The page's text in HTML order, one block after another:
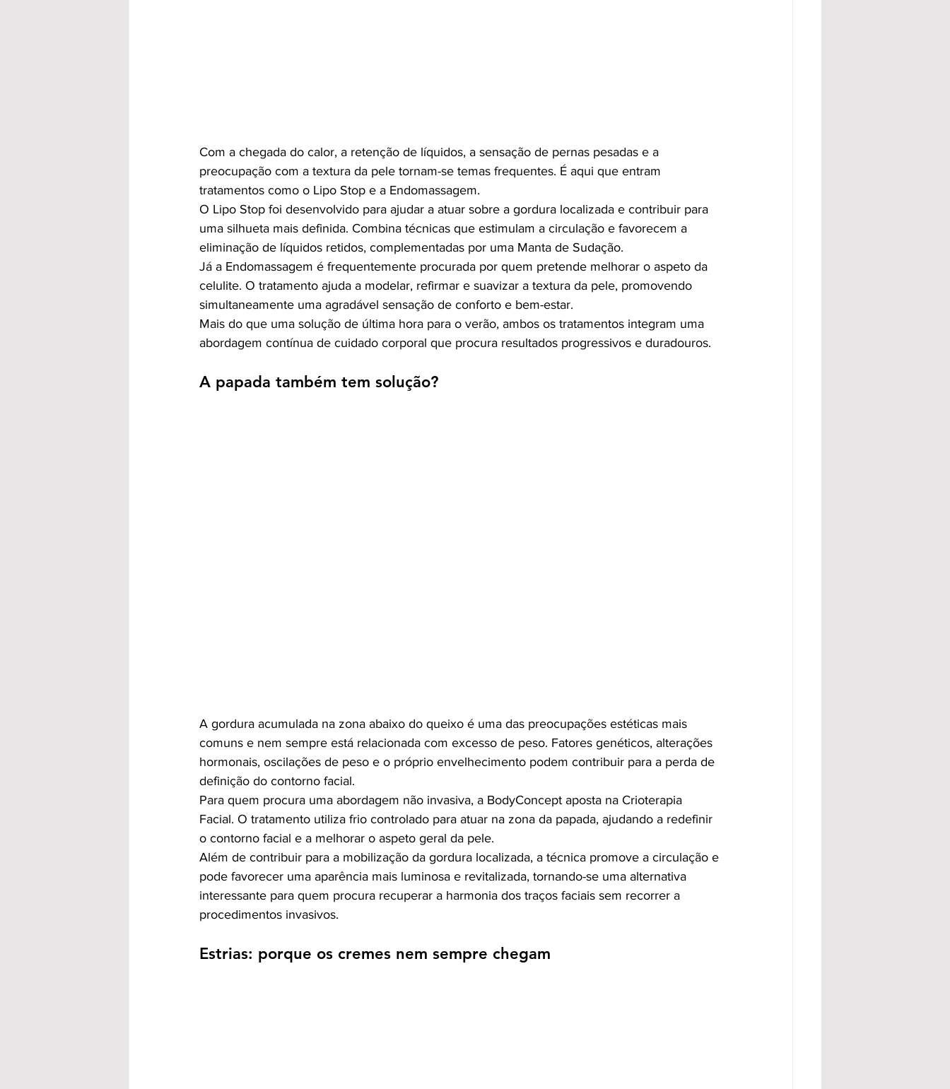
Com a chegada do calor, a retenção de líquidos, a sensação de pernas pesadas e a
preocupação com a textura da pele tornam-se temas frequentes. É aqui que entram
tratamentos como o Lipo Stop e a Endomassagem.
O Lipo Stop foi desenvolvido para ajudar a atuar sobre a gordura localizada e contribuir para
uma silhueta mais definida. Combina técnicas que estimulam a circulação e favorecem a
eliminação de líquidos retidos, complementadas por uma Manta de Sudação.
Já a Endomassagem é frequentemente procurada por quem pretende melhorar o aspeto da
celulite. O tratamento ajuda a modelar, refirmar e suavizar a textura da pele, promovendo
simultaneamente uma agradável sensação de conforto e bem-estar.
Mais do que uma solução de última hora para o verão, ambos os tratamentos integram uma
abordagem contínua de cuidado corporal que procura resultados progressivos e duradouros.
A papada também tem solução?
A gordura acumulada na zona abaixo do queixo é uma das preocupações estéticas mais
comuns e nem sempre está relacionada com excesso de peso. Fatores genéticos, alterações
hormonais, oscilações de peso e o próprio envelhecimento podem contribuir para a perda de
definição do contorno facial.
Para quem procura uma abordagem não invasiva, a BodyConcept aposta na Crioterapia
Facial. O tratamento utiliza frio controlado para atuar na zona da papada, ajudando a redefinir
o contorno facial e a melhorar o aspeto geral da pele.
Além de contribuir para a mobilização da gordura localizada, a técnica promove a circulação e
pode favorecer uma aparência mais luminosa e revitalizada, tornando-se uma alternativa
interessante para quem procura recuperar a harmonia dos traços faciais sem recorrer a
procedimentos invasivos.
Estrias: porque os cremes nem sempre chegam